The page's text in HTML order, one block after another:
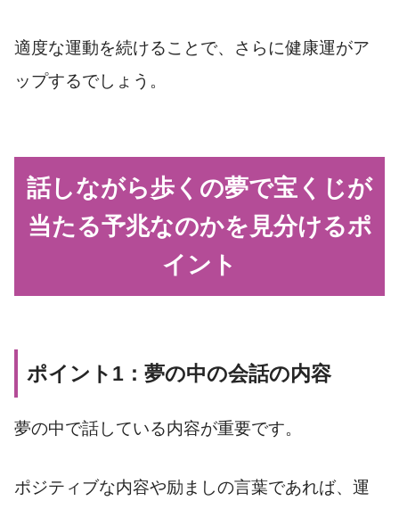
適度な運動を続けることで、さらに健康運がア
ップするでしょう。
話しながら歩くの夢で宝くじが
当たる予兆なのかを見分けるポ
イント
ポイント1：夢の中の会話の内容
夢の中で話している内容が重要です。
ポジティブな内容や励ましの言葉であれば、運